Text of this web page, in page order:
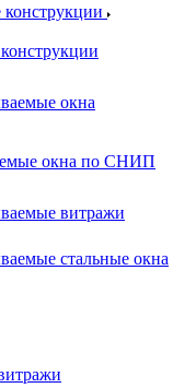
окна
окна по СНИП
витражи
стальные окна